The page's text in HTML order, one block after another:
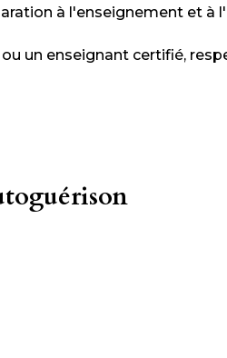
à l'enseignement et à
un enseignant certifié,